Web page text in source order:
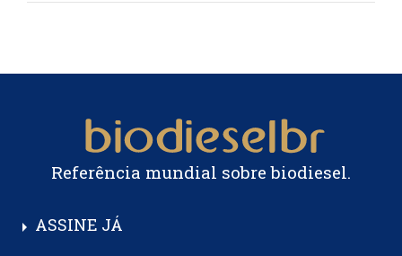
Referência mundial sobre biodiesel.
arrow_right ASSINE JÁ